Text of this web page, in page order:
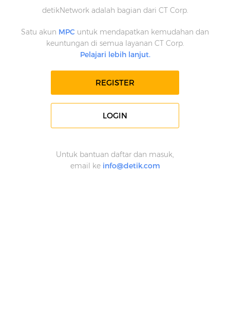
detikNetwork adalah bagian dari CT Corp.
Satu akun MPC untuk mendapatkan kemudahan dan
keuntungan di semua layanan CT Corp.
Pelajari lebih lanjut.
REGISTER
LOGIN
Untuk bantuan daftar dan masuk,
email ke info@detik.com